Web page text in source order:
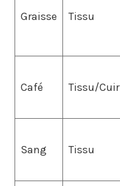
Graisse Tissu
Café Tissu/Cuir
Sang Tissu